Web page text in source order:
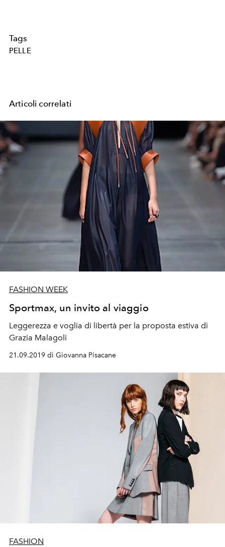
Tags
PELLE
Articoli correlati
FASHION WEEK
Sportmax, un invito al viaggio
Leggerezza e voglia di libertà per la proposta estiva di
Grazia Malagoli
21.09.2019 di Giovanna Pisacane
FASHION